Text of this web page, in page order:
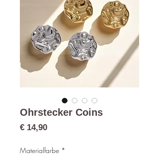
Ohrstecker Coins
€ 14,90Preis
Materialfarbe *